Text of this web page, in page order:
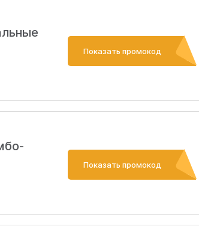
Показать промокод
Показать промокод